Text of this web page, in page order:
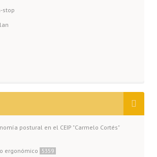
stop
postural en el CEIP "Carmelo Cortés"
ergonómico 5359